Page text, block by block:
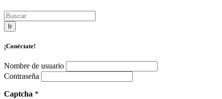
Ir
¡Conéctate!
Nombre de usuario
Contraseña
Captcha *